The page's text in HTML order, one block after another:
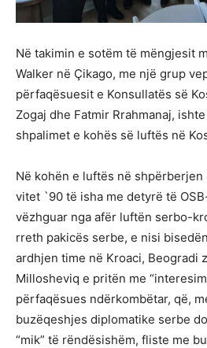
Në takimin e sotëm të mëngjesit
Walker në Çikago, me një grup
përfaqësuesit e Konsullatës së
Zogaj dhe Fatmir Rrahmanaj,
shpalimet e kohës së luftës në
Në kohën e luftës në
vitet `90 të isha me detyrë të
vëzhguar nga afër luftën serbo-
rreth pakicës serbe, e nisi
ardhjen time në Kroaci, Beogradi
Millosheviq e pritën me
përfaqësues ndërkombëtar, që,
buzëqeshjes diplomatike serbe
“mik” të rëndësishëm, fliste me